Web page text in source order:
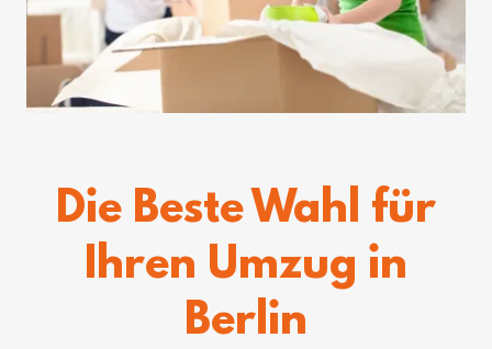
Die Beste Wahl für
Ihren Umzug in
Berlin